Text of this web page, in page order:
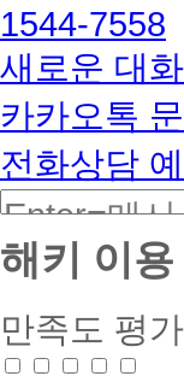
커
BETA
1544-7558
새로운 대
카카오톡
전화상담
해키 이
만족도 평가